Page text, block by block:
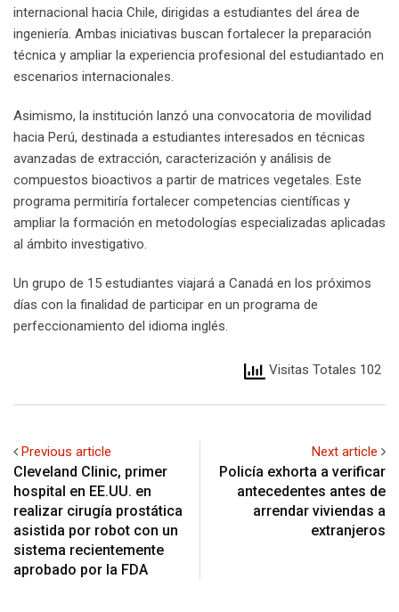
internacional hacia Chile, dirigidas a estudiantes del área de
ingeniería. Ambas iniciativas buscan fortalecer la preparación
técnica y ampliar la experiencia profesional del estudiantado en
escenarios internacionales.
Asimismo, la institución lanzó una convocatoria de movilidad
hacia Perú, destinada a estudiantes interesados en técnicas
avanzadas de extracción, caracterización y análisis de
compuestos bioactivos a partir de matrices vegetales. Este
programa permitiría fortalecer competencias científicas y
ampliar la formación en metodologías especializadas aplicadas
al ámbito investigativo.
Un grupo de 15 estudiantes viajará a Canadá en los próximos
días con la finalidad de participar en un programa de
perfeccionamiento del idioma inglés.
Visitas Totales 102
Previous article
Cleveland Clinic, primer
hospital en EE.UU. en
realizar cirugía prostática
asistida por robot con un
sistema recientemente
aprobado por la FDA
Next article
Policía exhorta a verificar
antecedentes antes de
arrendar viviendas a
extranjeros